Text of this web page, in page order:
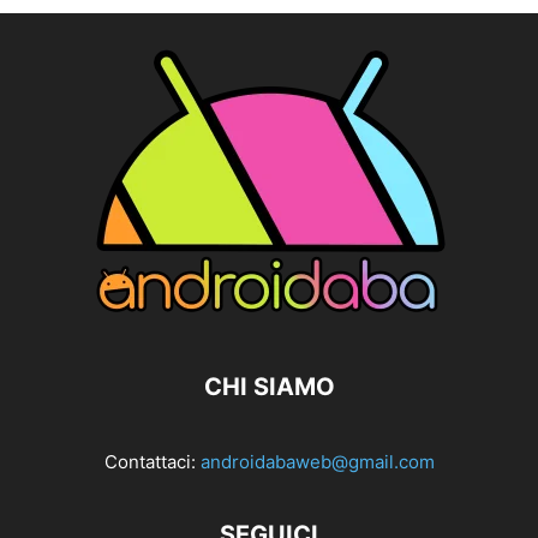
CHI SIAMO
Contattaci: androidabaweb@gmail.com